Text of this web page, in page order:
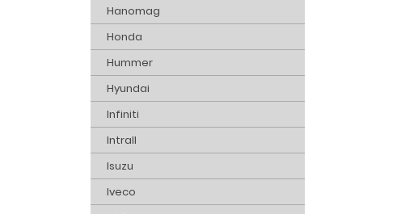
Hanomag
Honda
Hummer
Hyundai
Infiniti
Intrall
Isuzu
Iveco